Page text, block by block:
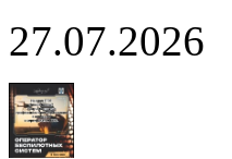
27.07.2026